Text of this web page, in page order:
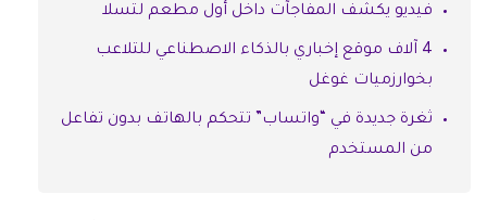
فيديو يكشف المفاجآت داخل أول مطعم لتسلا
4 آلاف موقع إخباري بالذكاء الاصطناعي للتلاعب
بخوارزميات غوغل
ثغرة جديدة في “واتساب” تتحكم بالهاتف بدون تفاعل
من المستخدم